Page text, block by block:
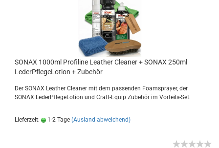
SONAX 1000ml Profiline Leather Cleaner + SONAX 250ml
LederPflegeLotion + Zubehör
Der SONAX Leather Cleaner mit dem passenden Foamsprayer, der
SONAX LederPflegeLotion und Craft-Equip Zubehör im Vorteils-Set.
Lieferzeit: 1-2 Tage (Ausland abweichend)